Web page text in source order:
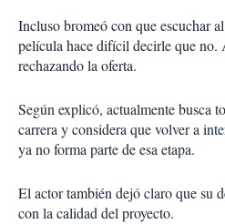
Incluso bromeó con que escuchar
película hace difícil decirle que no.
rechazando la oferta.
Según explicó, actualmente busca
carrera y considera que volver a
ya no forma parte de esa etapa.
El actor también dejó claro que su
con la calidad del proyecto.